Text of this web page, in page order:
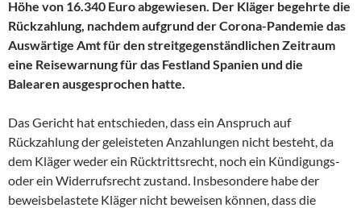
Höhe von 16.340 Euro abgewiesen. Der Kläger begehrte die
Rückzahlung, nachdem aufgrund der Corona-Pandemie das
Auswärtige Amt für den streitgegenständlichen Zeitraum
eine Reisewarnung für das Festland Spanien und die
Balearen ausgesprochen hatte.
Das Gericht hat entschieden, dass ein Anspruch auf
Rückzahlung der geleisteten Anzahlungen nicht besteht, da
dem Kläger weder ein Rücktrittsrecht, noch ein Kündigungs-
oder ein Widerrufsrecht zustand. Insbesondere habe der
beweisbelastete Kläger nicht beweisen können, dass die